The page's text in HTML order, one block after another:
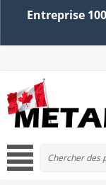
Entreprise